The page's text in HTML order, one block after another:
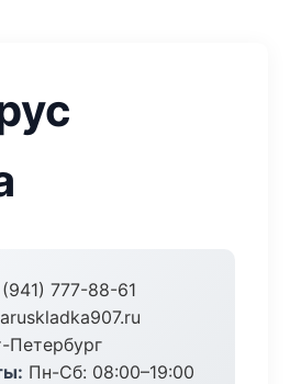
777-88-61
Петербург
Пн-Сб: 08:00–19:00